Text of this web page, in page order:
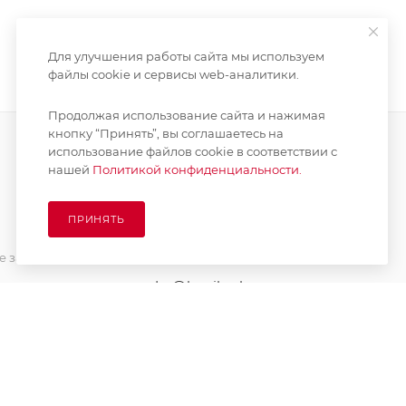
order@kupikashpo.ru
Для улучшения работы сайта мы используем
файлы cookie и сервисы web-аналитики.
Продолжая использование сайта и нажимая
кнопку “Принять”, вы соглашаетесь на
использование файлов cookie в соответствии с
нашей Политикой конфиденциальности.
ПРИНЯТЬ